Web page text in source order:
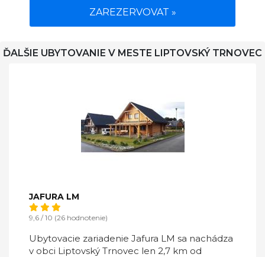
ZAREZERVOVAT »
ĎALŠIE UBYTOVANIE V MESTE LIPTOVSKÝ TRNOVEC
JAFURA LM
9,6 / 10 (26 hodnotenie)
Ubytovacie zariadenie Jafura LM sa nachádza
v obci Liptovský Trnovec len 2,7 km od